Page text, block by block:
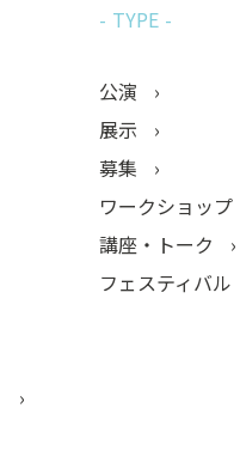
TYPE
公演
展示
募集
ワークショップ
講座・トーク
フェスティバル